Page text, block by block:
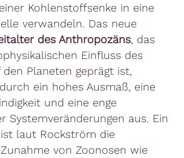
Kohlenstoffsenke in eine
verwandeln. Das neue
des Anthropozäns, das
Einfluss des
Planeten geprägt ist,
ein hohes Ausmaß, eine
und eine enge
Systemveränderungen aus. Ein
laut Rockström die
von Zoonosen wie